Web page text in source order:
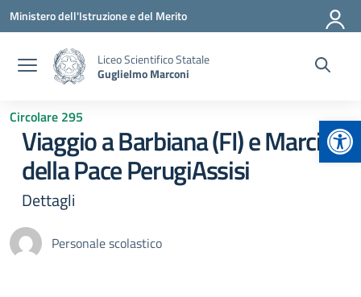
Vai ai contenuti
Vai al menu di navigazione
Vai al footer
Ministero dell'Istruzione e del Merito
Liceo Scientifico Statale
Guglielmo Marconi
Circolare 295
Viaggio a Barbiana (FI) e Marcia
della Pace PerugiAssisi
Dettagli
Personale scolastico